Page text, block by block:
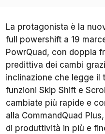
La protagonista è la
full powershift a 19
PowrQuad, con doppia
predittiva dei cambi
inclinazione che legge il
funzioni Skip Shift e
cambiate più rapide e
alla CommandQuad
di produttività in più e